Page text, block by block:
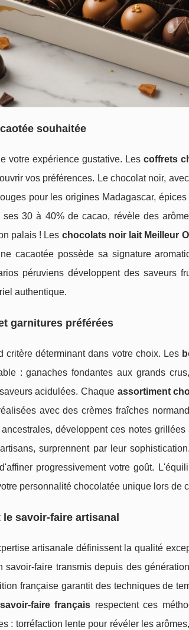
souhaitée
votre expérience gustative. Les coffrets
vos préférences. Le chocolat noir,
pour les origines Madagascar,
30 à 40% de cacao, révèle des
palais ! Les chocolats noir lait Meilleur
cacaotée possède sa signature
péruviens développent des saveurs
authentique.
garnitures préférées
critère déterminant dans votre choix. Les
: ganaches fondantes aux grands
acidulées. Chaque assortiment
avec des crèmes fraîches
développent ces notes
surprennent par leur
progressivement votre goût.
personnalité chocolatée unique lors de
savoir-faire artisanal
artisanale définissent la qualité
faire transmis depuis des
française garantit des techniques de
faire français respectent ces
: torréfaction lente pour révéler les